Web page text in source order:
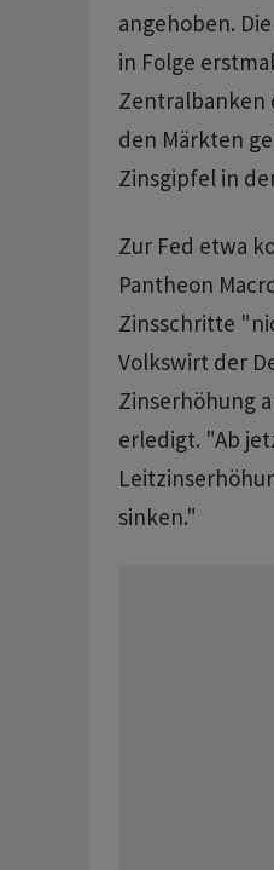
angehoben.
in Folge
Zentralbanken
den Märkten
Zinsgipfel in
Zur Fed etwa
Pantheon
Zinsschritte
Volkswirt der
Zinserhöhung
erledigt. "Ab
sinken."